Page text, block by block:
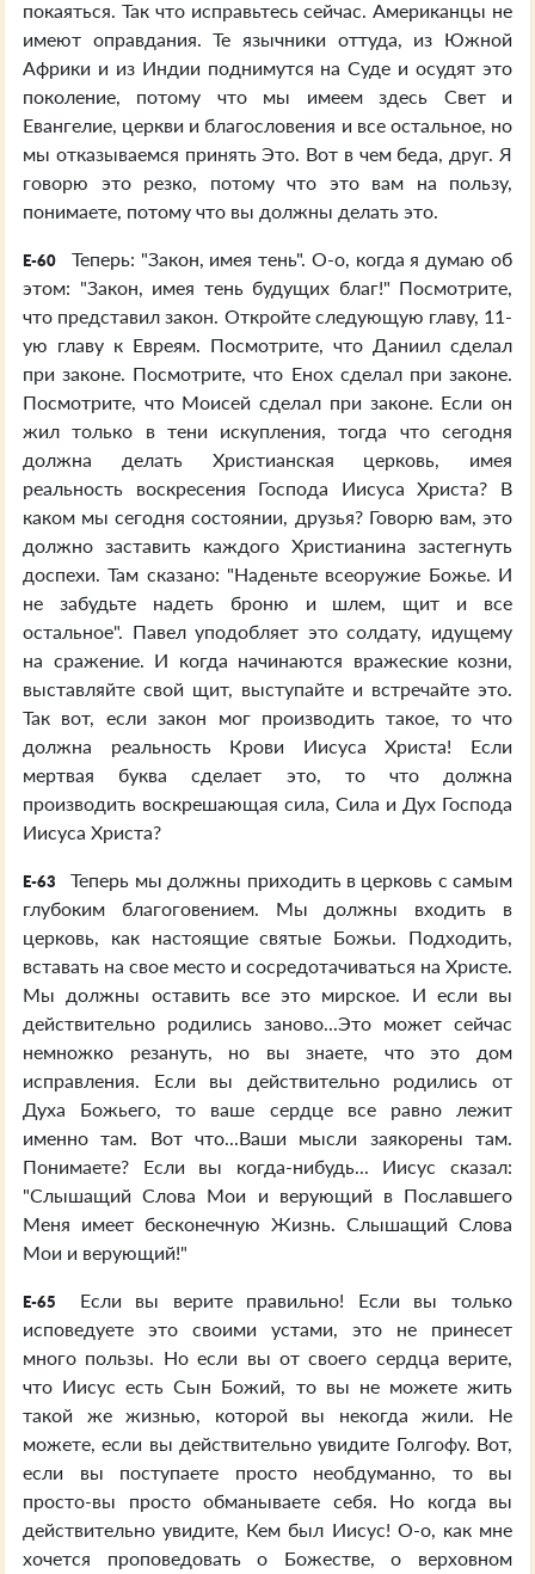
покаяться. Так что исправьтесь сейчас. Американцы не
имеют оправдания. Те язычники оттуда, из Южной
Африки и из Индии поднимутся на Суде и осудят это
поколение, потому что мы имеем здесь Свет и
Евангелие, церкви и благословения и все остальное, но
мы отказываемся принять Это. Вот в чем беда, друг. Я
говорю это резко, потому что это вам на пользу,
понимаете, потому что вы должны делать это.
E-60
Теперь: "Закон, имея тень". О-о, когда я думаю об
этом: "Закон, имея тень будущих благ!" Посмотрите,
что представил закон. Откройте следующую главу, 11-
ую главу к Евреям. Посмотрите, что Даниил сделал
при законе. Посмотрите, что Енох сделал при законе.
Посмотрите, что Моисей сделал при законе. Если он
жил только в тени искупления, тогда что сегодня
должна делать Христианская церковь, имея
реальность воскресения Господа Иисуса Христа? В
каком мы сегодня состоянии, друзья? Говорю вам, это
должно заставить каждого Христианина застегнуть
доспехи. Там сказано: "Наденьте всеоружие Божье. И
не забудьте надеть броню и шлем, щит и все
остальное". Павел уподобляет это солдату, идущему
на сражение. И когда начинаются вражеские козни,
выставляйте свой щит, выступайте и встречайте это.
Так вот, если закон мог производить такое, то что
должна реальность Крови Иисуса Христа! Если
мертвая буква сделает это, то что должна
производить воскрешающая сила, Сила и Дух Господа
Иисуса Христа?
E-63
Теперь мы должны приходить в церковь с самым
глубоким благоговением. Мы должны входить в
церковь, как настоящие святые Божьи. Подходить,
вставать на свое место и сосредотачиваться на Христе.
Мы должны оставить все это мирское. И если вы
действительно родились заново...Это может сейчас
немножко резануть, но вы знаете, что это дом
исправления. Если вы действительно родились от
Духа Божьего, то ваше сердце все равно лежит
именно там. Вот что...Ваши мысли заякорены там.
Понимаете? Если вы когда-нибудь... Иисус сказал:
"Слышащий Слова Мои и верующий в Пославшего
Меня имеет бесконечную Жизнь. Слышащий Слова
Мои и верующий!"
E-65
Если вы верите правильно! Если вы только
исповедуете это своими устами, это не принесет
много пользы. Но если вы от своего сердца верите,
что Иисус есть Сын Божий, то вы не можете жить
такой же жизнью, которой вы некогда жили. Не
можете, если вы действительно увидите Голгофу. Вот,
если вы поступаете просто необдуманно, то вы
просто-вы просто обманываете себя. Но когда вы
действительно увидите, Кем был Иисус! О-о, как мне
хочется проповедовать о Божестве, о верховном